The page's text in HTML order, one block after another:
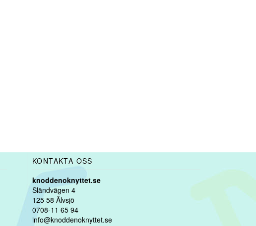
KONTAKTA OSS
knoddenoknyttet.se
Sländvägen 4
125 58 Älvsjö
0708-11 65 94
info@knoddenoknyttet.se